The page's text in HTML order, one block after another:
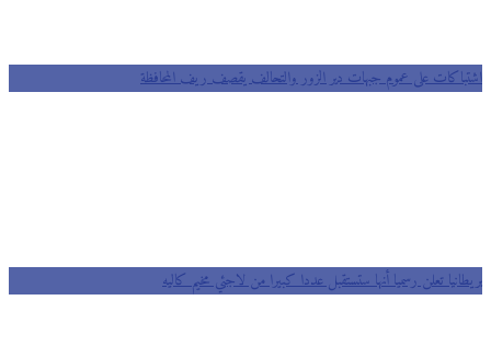
اشتباكات على عموم جبهات دير الزور والتحالف يقصف ريف المحافظة
بريطانيا تعلن رسميا أنها ستستقبل عددا كبيرا من لاجئي مخيم كاليه